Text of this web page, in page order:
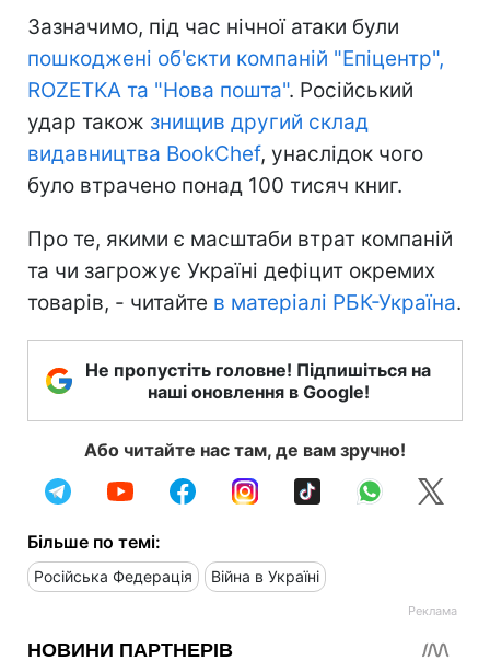
Зазначимо, під час нічної атаки були
пошкоджені об'єкти компаній "Епіцентр",
ROZETKA та "Нова пошта". Російський
удар також знищив другий склад
видавництва BookChef, унаслідок чого
було втрачено понад 100 тисяч книг.
Про те, якими є масштаби втрат компаній
та чи загрожує Україні дефіцит окремих
товарів, - читайте в матеріалі РБК-Україна.
Не пропустіть головне! Підпишіться на
наші оновлення в Google!
Або читайте нас там, де вам зручно!
Більше по темі:
Російська Федерація Війна в Україні